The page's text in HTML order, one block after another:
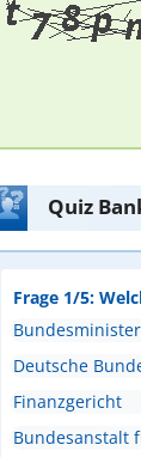
Quiz
Frage 1/5:
Deutsche
Finanzgericht
Bundesanstalt